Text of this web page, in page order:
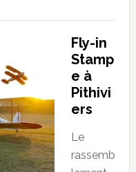
Fly-in
Stamp
e à
Pithivi
ers
Le
rassemb